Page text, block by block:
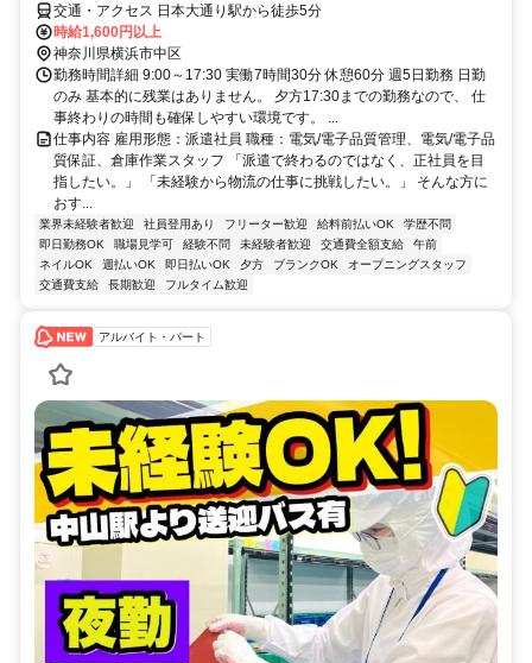
交通・アクセス 日本大通り駅から徒歩5分
時給1,600円以上
神奈川県横浜市中区
勤務時間詳細 9:00～17:30 実働7時間30分 休憩60分 週5日勤務 日勤
のみ 基本的に残業はありません。 夕方17:30までの勤務なので、 仕
事終わりの時間も確保しやすい環境です。 ...
仕事内容 雇用形態：派遣社員 職種：電気/電子品質管理、電気/電子品
質保証、倉庫作業スタッフ 「派遣で終わるのではなく、正社員を目
指したい。」 「未経験から物流の仕事に挑戦したい。」 そんな方に
おす...
業界未経験者歓迎 社員登用あり フリーター歓迎 給料前払いOK
学歴不問
即日勤務OK
職場見学可 経験不問 未経験者歓迎 交通費全額支給
午前
ネイルOK
週払いOK 即日払いOK 夕方 ブランクOK
オープニングスタッフ
交通費支給
長期歓迎 フルタイム歓迎
アルバイト・パート